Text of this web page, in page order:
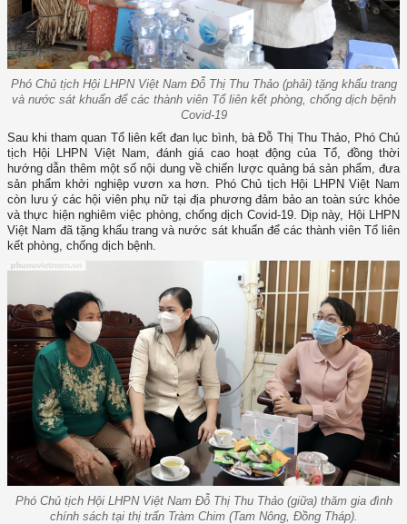
Phó Chủ tịch Hội LHPN Việt Nam Đỗ Thị Thu Thảo (phải) tặng khẩu trang
và nước sát khuẩn để các thành viên Tổ liên kết phòng, chống dịch bệnh
Covid-19
Sau khi tham quan Tổ liên kết đan lục bình, bà Đỗ Thị Thu Thảo, Phó Chủ
tịch Hội LHPN Việt Nam, đánh giá cao hoạt động của Tổ, đồng thời
hướng dẫn thêm một số nội dung về chiến lược quảng bá sản phẩm, đưa
sản phẩm khởi nghiệp vươn xa hơn. Phó Chủ tịch Hội LHPN Việt Nam
còn lưu ý các hội viên phụ nữ tại địa phương đảm bảo an toàn sức khỏe
và thực hiện nghiêm việc phòng, chống dịch Covid-19. Dịp này, Hội LHPN
Việt Nam đã tặng khẩu trang và nước sát khuẩn để các thành viên Tổ liên
kết phòng, chống dịch bệnh.
Phó Chủ tịch Hội LHPN Việt Nam Đỗ Thị Thu Thảo (giữa) thăm gia đình
chính sách tại thị trấn Tràm Chim (Tam Nông, Đồng Tháp).